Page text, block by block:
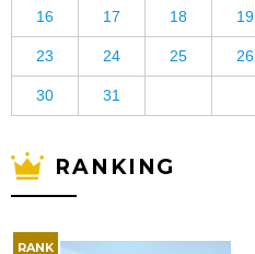
16 17 18 19
23 24 25 26
30 31
RANKING